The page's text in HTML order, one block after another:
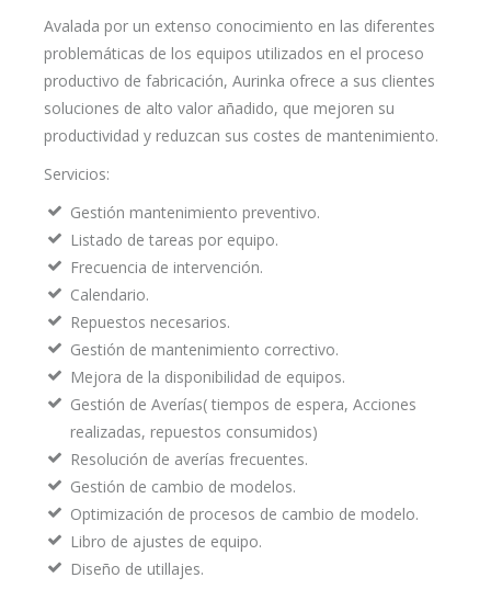
Avalada por un extenso conocimiento en las diferentes
problemáticas de los equipos utilizados en el proceso
productivo de fabricación, Aurinka ofrece a sus clientes
soluciones de alto valor añadido, que mejoren su
productividad y reduzcan sus costes de mantenimiento.
Servicios:
Gestión mantenimiento preventivo.
Listado de tareas por equipo.
Frecuencia de intervención.
Calendario.
Repuestos necesarios.
Gestión de mantenimiento correctivo.
Mejora de la disponibilidad de equipos.
Gestión de Averías( tiempos de espera, Acciones
realizadas, repuestos consumidos)
Resolución de averías frecuentes.
Gestión de cambio de modelos.
Optimización de procesos de cambio de modelo.
Libro de ajustes de equipo.
Diseño de utillajes.